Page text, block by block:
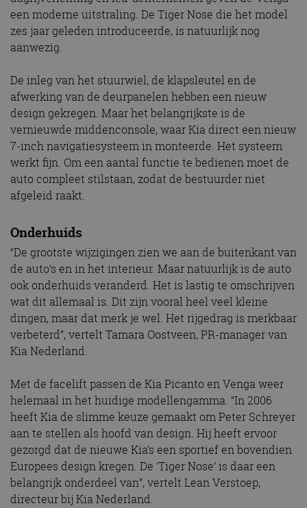
een moderne uitstraling. De Tiger Nose die het model
zes jaar geleden introduceerde, is natuurlijk nog
aanwezig.
De inleg van het stuurwiel, de klapsleutel en de
afwerking van de deurpanelen hebben een nieuw
design gekregen. Maar het belangrijkste is de
vernieuwde middenconsole, waar Kia direct een nieuw
7-inch navigatiesysteem in monteerde. Het systeem
werkt fijn. Om een aantal functie te bedienen moet de
auto compleet stilstaan, zodat de bestuurder niet
afgeleid raakt.
Onderhuids
“De grootste wijzigingen zien we aan de buitenkant van
de auto’s en in het interieur. Maar natuurlijk is de auto
ook onderhuids veranderd. Het is lastig te omschrijven
wat dit allemaal is. Dit zijn vooral heel veel kleine
dingen, maar dat merk je wel. Het rijgedrag is merkbaar
verbeterd”, vertelt Tamara Oostveen, PR-manager van
Kia Nederland.
Met de facelift passen de Kia Picanto en Venga weer
helemaal in het huidige modellengamma. “In 2006
heeft Kia de slimme keuze gemaakt om Peter Schreyer
aan te stellen als hoofd van design. Hij heeft ervoor
gezorgd dat de nieuwe Kia’s een sportief en bovendien
Europees design kregen. De ‘Tiger Nose’ is daar een
belangrijk onderdeel van”, vertelt Lean Verstoep,
directeur bij Kia Nederland.